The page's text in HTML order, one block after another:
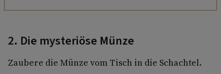
2. Die mysteriöse Münze
Zaubere die Münze vom Tisch in die Schachtel.